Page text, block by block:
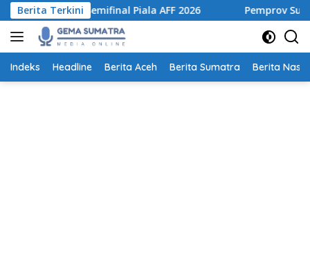
Langsung
ke
konten
Berita Terkini
ke Semifinal Piala AFF 2026 Pemprov Sumut
Indeks Headline Berita Aceh Berita Sumatra Berita